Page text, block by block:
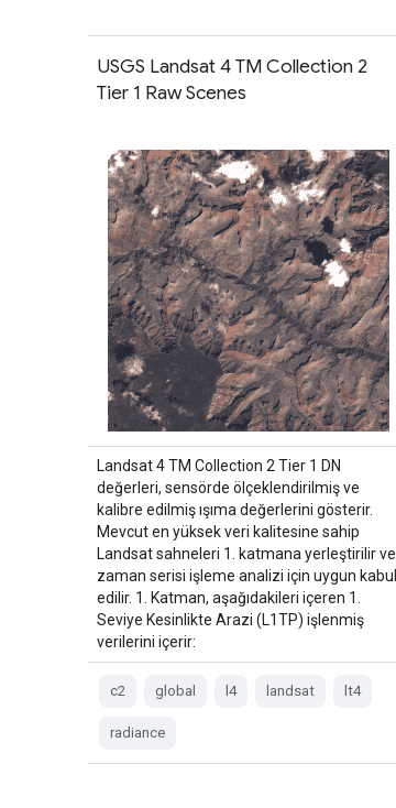
USGS Landsat 4 TM Collection 2
Tier 1 Raw Scenes
Landsat 4 TM Collection 2 Tier 1 DN
değerleri, sensörde ölçeklendirilmiş ve
kalibre edilmiş ışıma değerlerini gösterir.
Mevcut en yüksek veri kalitesine sahip
Landsat sahneleri 1. katmana yerleştirilir ve
zaman serisi işleme analizi için uygun kabul
edilir. 1. Katman, aşağıdakileri içeren 1.
Seviye Kesinlikte Arazi (L1TP) işlenmiş
verilerini içerir:
c2 global l4 landsat lt4
radiance